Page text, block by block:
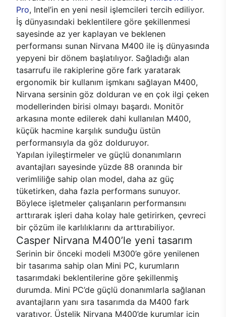
Pro, Intel’in en yeni nesil işlemcileri tercih ediliyor.
İş dünyasındaki beklentilere göre şekillenmesi
sayesinde az yer kaplayan ve beklenen
performansı sunan Nirvana M400 ile iş dünyasında
yepyeni bir dönem başlatılıyor. Sağladığı alan
tasarrufu ile rakiplerine göre fark yaratarak
ergonomik bir kullanım işmkanı sağlayan M400,
Nirvana sersinin göz dolduran ve en çok ilgi çeken
modellerinden birisi olmayı başardı. Monitör
arkasına monte edilerek dahi kullanılan M400,
küçük hacmine karşılık sunduğu üstün
performansıyla da göz dolduruyor.
Yapılan iyileştirmeler ve güçlü donanımların
avantajları sayesinde yüzde 88 oranında bir
verimliliğe sahip olan model, daha az güç
tüketirken, daha fazla performans sunuyor.
Böylece işletmeler çalışanların performansını
arttırarak işleri daha kolay hale getirirken, çevreci
bir çözüm ile karlılıklarını da arttırabiliyor.
Casper Nirvana M400’le yeni tasarım
Serinin bir önceki modeli M300’e göre yenilenen
bir tasarıma sahip olan Mini PC, kurumların
tasarımdaki beklentilerine göre şekillenmiş
durumda. Mini PC’de güçlü donanımlarla sağlanan
avantajların yanı sıra tasarımda da M400 fark
yaratıyor. Üstelik Nirvana M400’de kurumlar için